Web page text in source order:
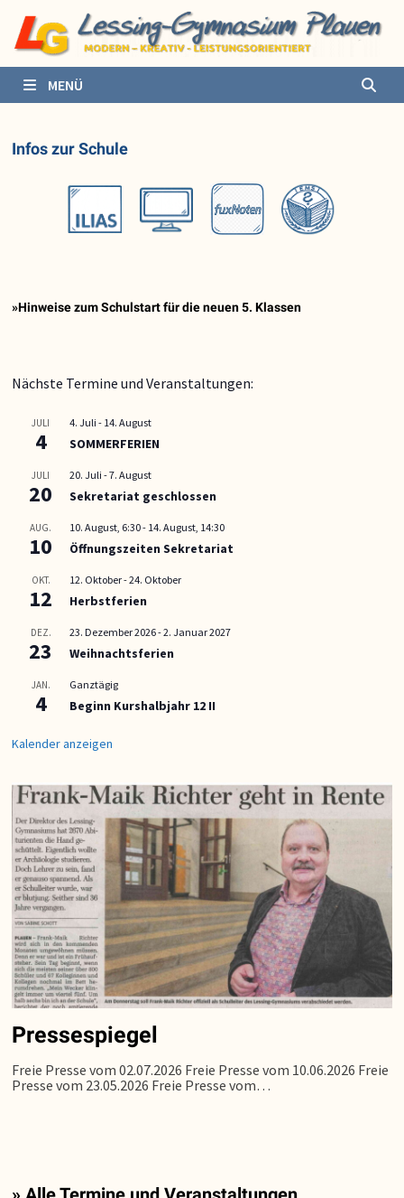
zum
Inhalt
MENÜ
Infos zur Schule
»Hinweise zum Schulstart für die neuen 5. Klassen
Nächste Termine und Veranstaltungen:
JULI
4
4. Juli - 14. August
SOMMERFERIEN
JULI
20
20. Juli -7. August
Sekretariat geschlossen
AUG.
10
10. August, 6:30- 14. August, 14:30
Öffnungszeiten Sekretariat
OKT.
12
12. Oktober-24. Oktober
Herbstferien
DEZ.
23
23. Dezember 2026-2. Januar 2027
Weihnachtsferien
JAN.
4
Ganztägig
Beginn Kurshalbjahr 12 II
Kalender anzeigen
Pressespiegel
Freie Presse vom 02.07.2026 Freie Presse vom 10.06.2026 Freie
Presse vom 23.05.2026 Freie Presse vom…